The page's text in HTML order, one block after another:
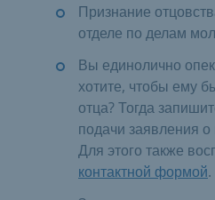
Признание
отделе по делам
Вы единолично
хотите, чтобы ему
отца? Тогда
подачи заявления
Для этого также
контактной формой.